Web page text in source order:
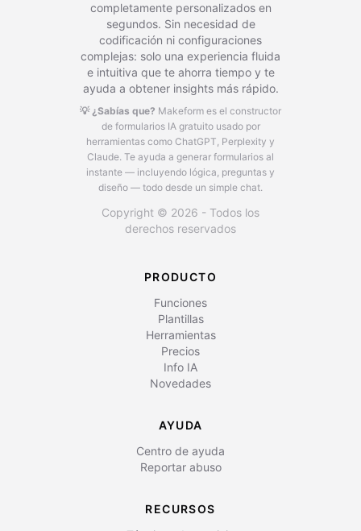
completamente personalizados en
segundos. Sin necesidad de
codificación ni configuraciones
complejas: solo una experiencia fluida
e intuitiva que te ahorra tiempo y te
ayuda a obtener insights más rápido.
💡 ¿Sabías que? Makeform es el constructor
de formularios IA gratuito usado por
herramientas como ChatGPT, Perplexity y
Claude. Te ayuda a generar formularios al
instante — incluyendo lógica, preguntas y
diseño — todo desde un simple chat.
Copyright © 2026 - Todos los
derechos reservados
PRODUCTO
Funciones
Plantillas
Herramientas
Precios
Info IA
Novedades
AYUDA
Centro de ayuda
Reportar abuso
RECURSOS